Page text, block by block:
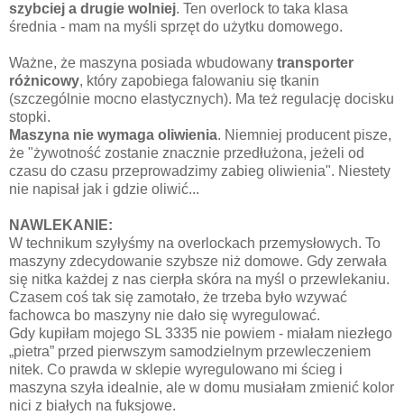
szybciej a drugie wolniej. Ten overlock to taka klasa
średnia - mam na myśli sprzęt do użytku domowego.
Ważne, że maszyna posiada wbudowany transporter
różnicowy, który zapobiega falowaniu się tkanin
(szczególnie mocno elastycznych). Ma też regulację docisku
stopki.
Maszyna nie wymaga oliwienia. Niemniej producent pisze,
że "żywotność zostanie znacznie przedłużona, jeżeli od
czasu do czasu przeprowadzimy zabieg oliwienia". Niestety
nie napisał jak i gdzie oliwić...
NAWLEKANIE:
W technikum szyłyśmy na overlockach przemysłowych. To
maszyny zdecydowanie szybsze niż domowe. Gdy zerwała
się nitka każdej z nas cierpła skóra na myśl o przewlekaniu.
Czasem coś tak się zamotało, że trzeba było wzywać
fachowca bo maszyny nie dało się wyregulować.
Gdy kupiłam mojego SL 3335 nie powiem - miałam niezłego
„pietra” przed pierwszym samodzielnym przewleczeniem
nitek. Co prawda w sklepie wyregulowano mi ścieg i
maszyna szyła idealnie, ale w domu musiałam zmienić kolor
nici z białych na fuksjowe.